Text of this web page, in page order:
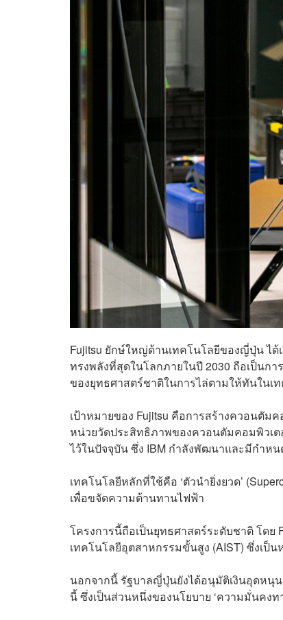
Fujitsu ยักษ์ใหญ่ด้านเทคโนโลยีของญี่ปุ่น ได้
ทรงพลังที่สุดในโลกภายในปี 2030 ถือเป็นก
ของยุทธศาสตร์ชาติในการไล่ตามให้ทันในเ
เป้าหมายของ Fujitsu คือการสร้างควอนตัม
หน่วยวัดประสิทธิภาพของควอนตัมคอมพิวเต
ไว้ในปัจจุบัน ซึ่ง IBM กำลังพัฒนาและมีกำหน
เทคโนโลยีหลักที่ใช้คือ ‘ตัวนำยิ่งยวด’
เพื่อขจัดความต้านทานไฟฟ้า
โครงการนี้ถือเป็นยุทธศาสตร์ระดับชาติ โดย
เทคโนโลยีอุตสาหกรรมขั้นสูง (AIST) ซึ่งเป็
นอกจากนี้ รัฐบาลญี่ปุ่นยังได้อนุมัติเงินอุดหนุ
นี้ ซึ่งเป็นส่วนหนึ่งของนโยบาย ‘ความมั่นคง